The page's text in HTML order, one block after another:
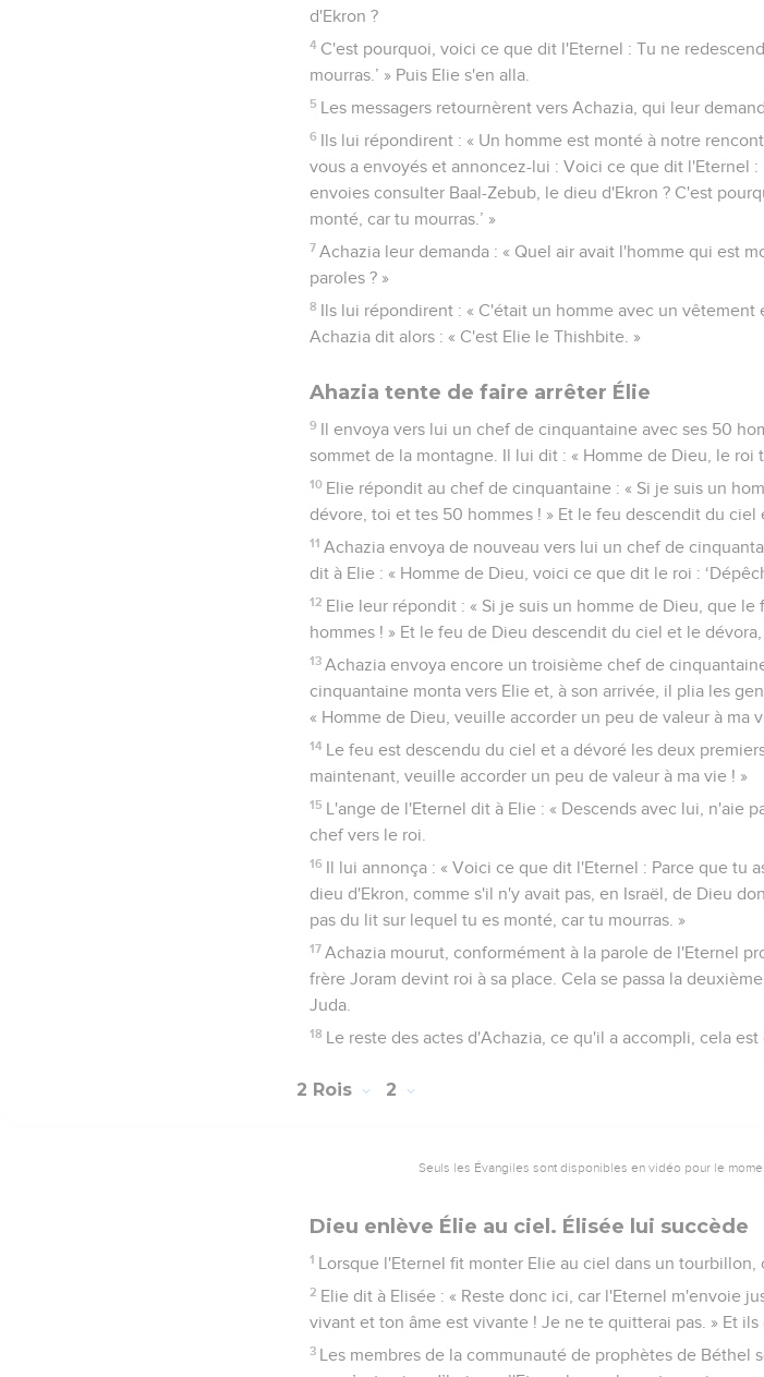
d'Ekron ?
4 C'est pourquoi, voici ce que dit l'Eternel : Tu ne
mourras.’ » Puis Elie s'en alla.
5 Les messagers retournèrent vers Achazia, qui leur
6 Ils lui répondirent : « Un homme est monté à notre
vous a envoyés et annoncez-lui : Voici ce que dit l'Eternel
envoies consulter Baal-Zebub, le dieu d'Ekron ? C'est
monté, car tu mourras.’ »
7 Achazia leur demanda : « Quel air avait l'homme qui est
paroles ? »
8 Ils lui répondirent : « C'était un homme avec un
Achazia dit alors : « C'est Elie le Thishbite. »
Ahazia tente de faire arrêter Élie
9 Il envoya vers lui un chef de cinquantaine avec ses 50
sommet de la montagne. Il lui dit : « Homme de Dieu, le roi
10 Elie répondit au chef de cinquantaine : « Si je suis un
dévore, toi et tes 50 hommes ! » Et le feu descendit du ciel
11 Achazia envoya de nouveau vers lui un chef de
dit à Elie : « Homme de Dieu, voici ce que dit le roi :
12 Elie leur répondit : « Si je suis un homme de Dieu, que
hommes ! » Et le feu de Dieu descendit du ciel et le
13 Achazia envoya encore un troisième chef de
cinquantaine monta vers Elie et, à son arrivée, il plia les
« Homme de Dieu, veuille accorder un peu de valeur à ma
14 Le feu est descendu du ciel et a dévoré les deux
maintenant, veuille accorder un peu de valeur à ma vie ! »
15 L'ange de l'Eternel dit à Elie : « Descends avec lui, n'aie
chef vers le roi.
16 Il lui annonça : « Voici ce que dit l'Eternel : Parce que tu
dieu d'Ekron, comme s'il n'y avait pas, en Israël, de Dieu
pas du lit sur lequel tu es monté, car tu mourras. »
17 Achazia mourut, conformément à la parole de l'Eternel
frère Joram devint roi à sa place. Cela se passa la
Juda.
18 Le reste des actes d'Achazia, ce qu'il a accompli, cela est
2 Rois 2
Seuls les Évangiles sont disponibles en vidéo pour le
Dieu enlève Élie au ciel. Élisée lui succède
1 Lorsque l'Eternel fit monter Elie au ciel dans un tourbillon,
2 Elie dit à Elisée : « Reste donc ici, car l'Eternel m'envoie
vivant et ton âme est vivante ! Je ne te quitterai pas. » Et ils
3 Les membres de la communauté de prophètes de Béthel